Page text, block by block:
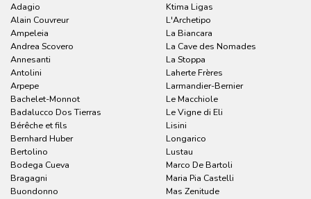
Adagio
Alain Couvreur
Ampeleia
Andrea Scovero
Annesanti
Antolini
Arpepe
Bachelet-Monnot
Badalucco Dos Tierras
Bérêche et fils
Bernhard Huber
Bertolino
Bodega Cueva
Bragagni
Buondonno
Ktima Ligas
L'Archetipo
La Biancara
La Cave des Nomades
La Stoppa
Laherte Frères
Larmandier-Bernier
Le Macchiole
Le Vigne di Eli
Lisini
Longarico
Lustau
Marco De Bartoli
Maria Pia Castelli
Mas Zenitude